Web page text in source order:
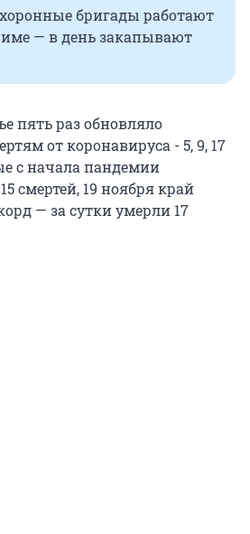
бригады работают
— в день закапывают
пять раз обновляло
от коронавируса - 5, 9, 17
с начала пандемии
смертей, 19 ноября край
— за сутки умерли 17